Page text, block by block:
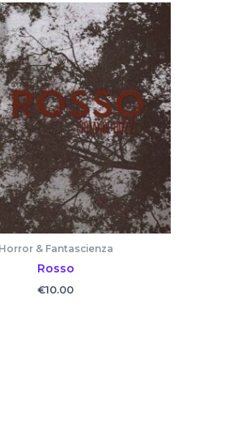
Horror & Fantascienza
Rosso
€10.00